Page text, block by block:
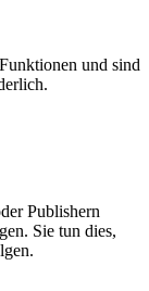
und sind
Publishern
Sie tun dies,